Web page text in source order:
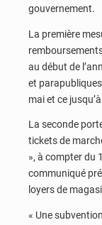
gouvernement.
La première
au début de
et
mai et ce
La seconde
tickets de
», à compter du
communiqué
loyers de
« Une